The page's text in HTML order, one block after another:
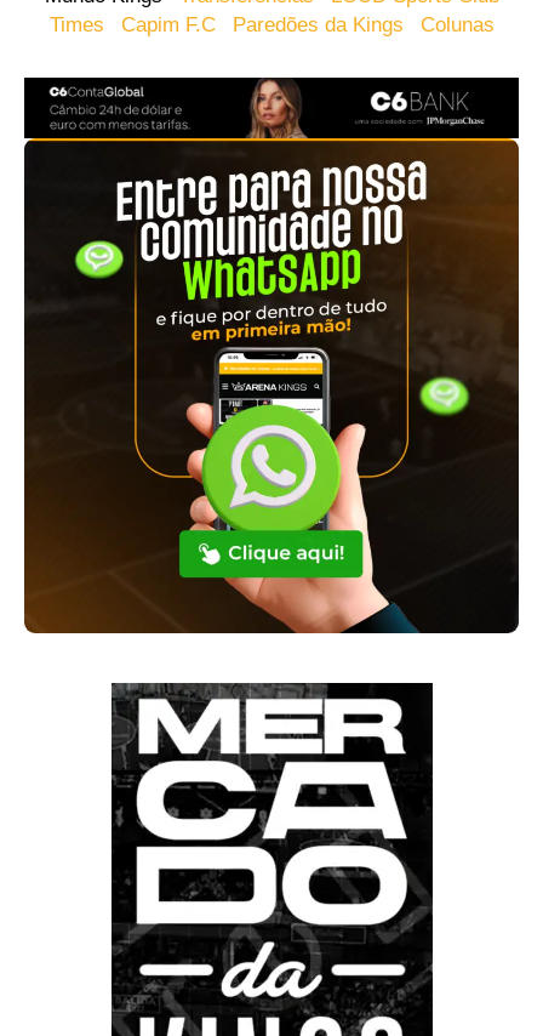
Times
Capim F.C Paredões da Kings Colunas